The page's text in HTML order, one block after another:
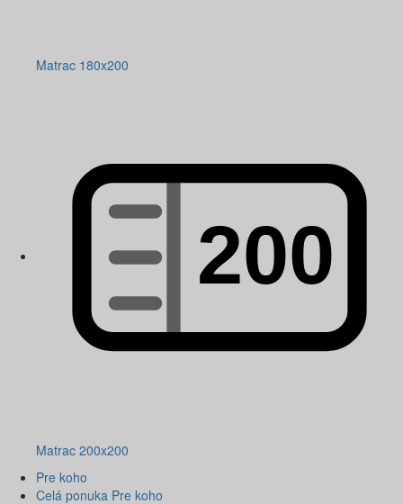
Matrac 180x200
Matrac 200x200
Pre koho
Celá ponuka Pre koho